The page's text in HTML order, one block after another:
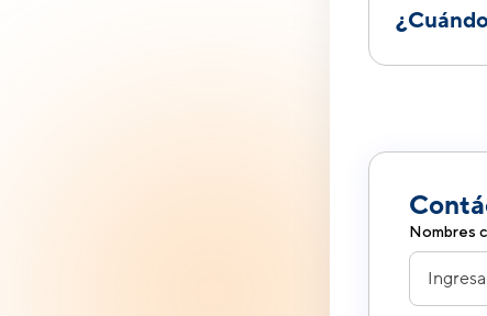
La fecha
Nombres